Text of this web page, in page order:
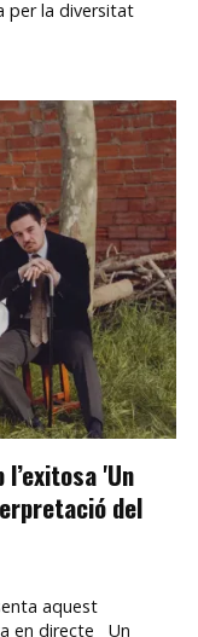
per la diversitat
'Un
del
aquest
en directe Un